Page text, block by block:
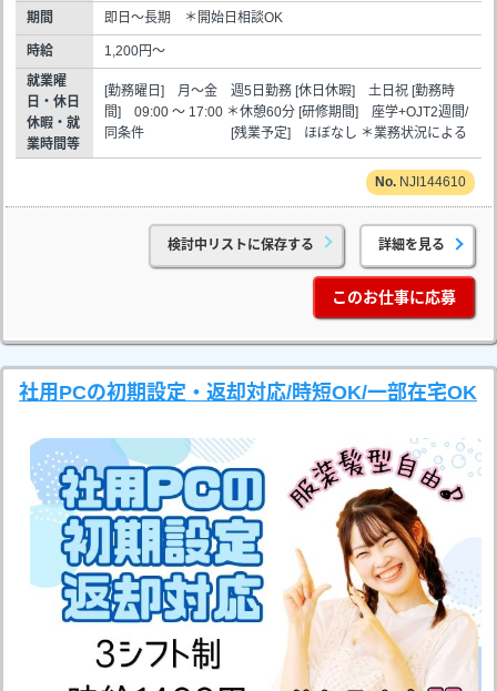
期間 即日～長期 ＊開始日相談OK
時給
1,200円～
就業曜
日・休日
休暇・就
業時間等
[勤務曜日] 月～金 週5日勤務 [休日休暇] 土日祝 [勤務時
間] 09:00 ～ 17:00 ＊休憩60分 [研修期間] 座学+OJT2週間/
同条件 [残業予定] ほぼなし ＊業務状況による
NJI144610
検討中リストに保存する 詳細を見る
このお仕事に応募
社用PCの初期設定・返却対応/時短OK/一部在宅OK